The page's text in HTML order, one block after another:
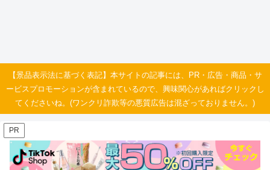
【景品表示法に基づく表記】本サイトの記事には、PR・広告・商品・サ
ービスプロモーションが含まれているので、興味関心があればクリックし
てくださいね。(ワンクリ詐欺等の悪質広告は混ざっておりません。)
PR